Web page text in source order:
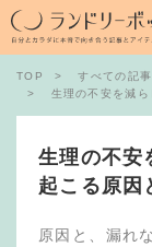
TOP
すべての記事
生理の不安を減
生理の不安
起こる原因
原因と、漏れ